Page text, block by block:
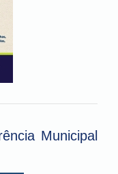
Municipal